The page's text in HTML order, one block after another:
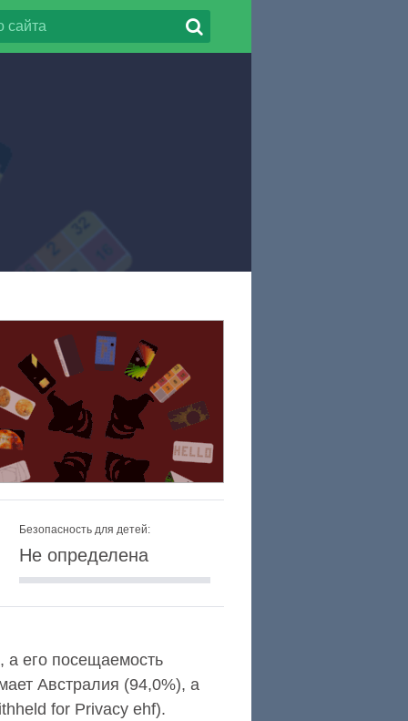
Безопасность для детей:
Не определена
а его посещаемость
Австралия (94,0%), а
for Privacy ehf).